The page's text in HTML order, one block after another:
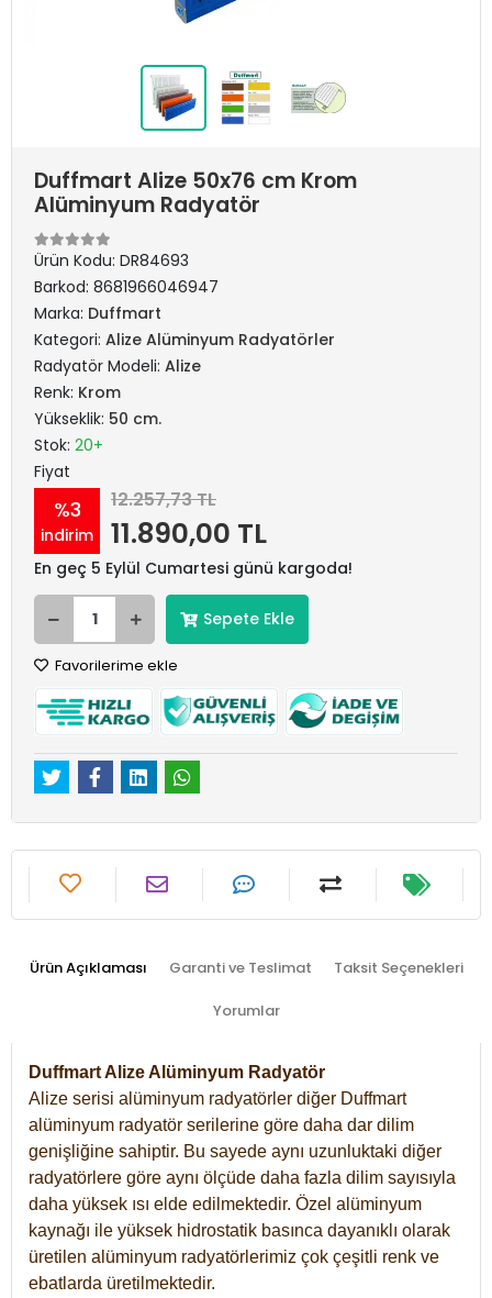
Duffmart Alize 50x76 cm Krom
Alüminyum Radyatör
Ürün Kodu: DR84693
Barkod: 8681966046947
Marka: Duffmart
Kategori: Alize Alüminyum Radyatörler
Radyatör Modeli: Alize
Renk: Krom
Yükseklik: 50 cm.
Stok: 20+
Fiyat
%3
indirim
12.257,73 TL
11.890,00 TL
En geç 5 Eylül Cumartesi günü kargoda!
Sepete Ekle
Favorilerime ekle
Ürün Açıklaması Garanti ve Teslimat Taksit Seçenekleri
Yorumlar
Duffmart Alize Alüminyum Radyatör
Alize serisi alüminyum radyatörler diğer Duffmart
alüminyum radyatör serilerine göre daha dar dilim
genişliğine sahiptir. Bu sayede aynı uzunluktaki diğer
radyatörlere göre aynı ölçüde daha fazla dilim sayısıyla
daha yüksek ısı elde edilmektedir. Özel alüminyum
kaynağı ile yüksek hidrostatik basınca dayanıklı olarak
üretilen alüminyum radyatörlerimiz çok çeşitli renk ve
ebatlarda üretilmektedir.